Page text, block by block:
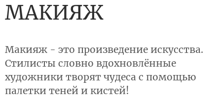
МАКИЯЖ
Макияж - это произведение искусства.
Стилисты словно вдохновлённые
художники творят чудеса с помощью
палетки теней и кистей!